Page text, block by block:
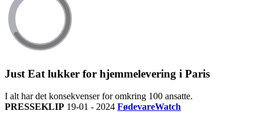
Just Eat lukker for hjemmelevering i Paris
I alt har det konsekvenser for omkring 100 ansatte.
PRESSEKLIP 19-01 - 2024 FødevareWatch